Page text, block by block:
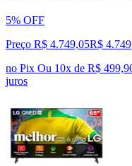
5% OFF
Preço R$ 4.749,05R$ 4.749
no Pix Ou 10x de R$
juros